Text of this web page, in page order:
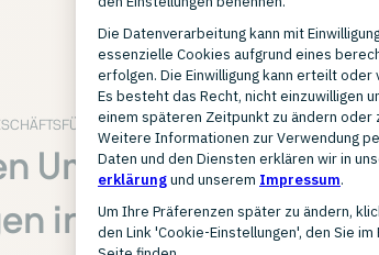
AQ4AQUARISTIK
Umsatz und
innerhalb